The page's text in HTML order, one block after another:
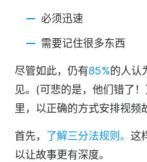
必须迅速
需要记住很多东西
尽管如此，仍有85%的人认
见。(可悲的是，他们错了
里，以正确的方式安排视频
首先， 了解三分法规则。 这
以让故事更有深度。